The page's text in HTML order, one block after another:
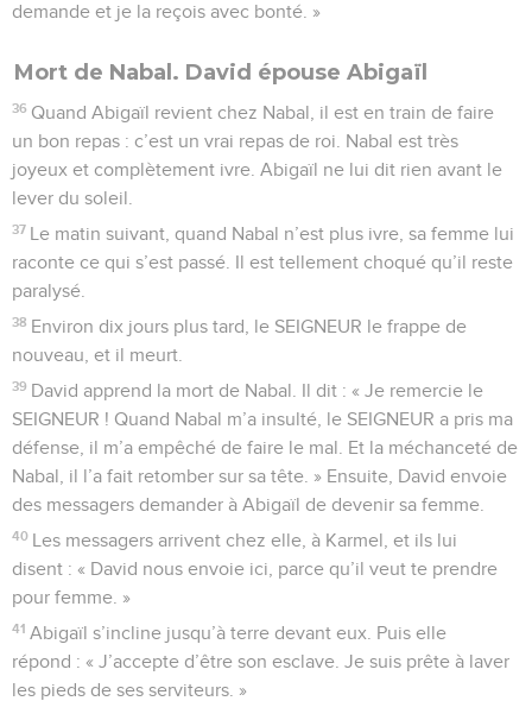
demande et je la reçois avec bonté. »
Mort de Nabal. David épouse Abigaïl
36 Quand Abigaïl revient chez Nabal, il est en train de faire
un bon repas : c’est un vrai repas de roi. Nabal est très
joyeux et complètement ivre. Abigaïl ne lui dit rien avant le
lever du soleil.
37 Le matin suivant, quand Nabal n’est plus ivre, sa femme lui
raconte ce qui s’est passé. Il est tellement choqué qu’il reste
paralysé.
38 Environ dix jours plus tard, le SEIGNEUR le frappe de
nouveau, et il meurt.
39 David apprend la mort de Nabal. Il dit : « Je remercie le
SEIGNEUR ! Quand Nabal m’a insulté, le SEIGNEUR a pris ma
défense, il m’a empêché de faire le mal. Et la méchanceté de
Nabal, il l’a fait retomber sur sa tête. » Ensuite, David envoie
des messagers demander à Abigaïl de devenir sa femme.
40 Les messagers arrivent chez elle, à Karmel, et ils lui
disent : « David nous envoie ici, parce qu’il veut te prendre
pour femme. »
41 Abigaïl s’incline jusqu’à terre devant eux. Puis elle
répond : « J’accepte d’être son esclave. Je suis prête à laver
les pieds de ses serviteurs. »